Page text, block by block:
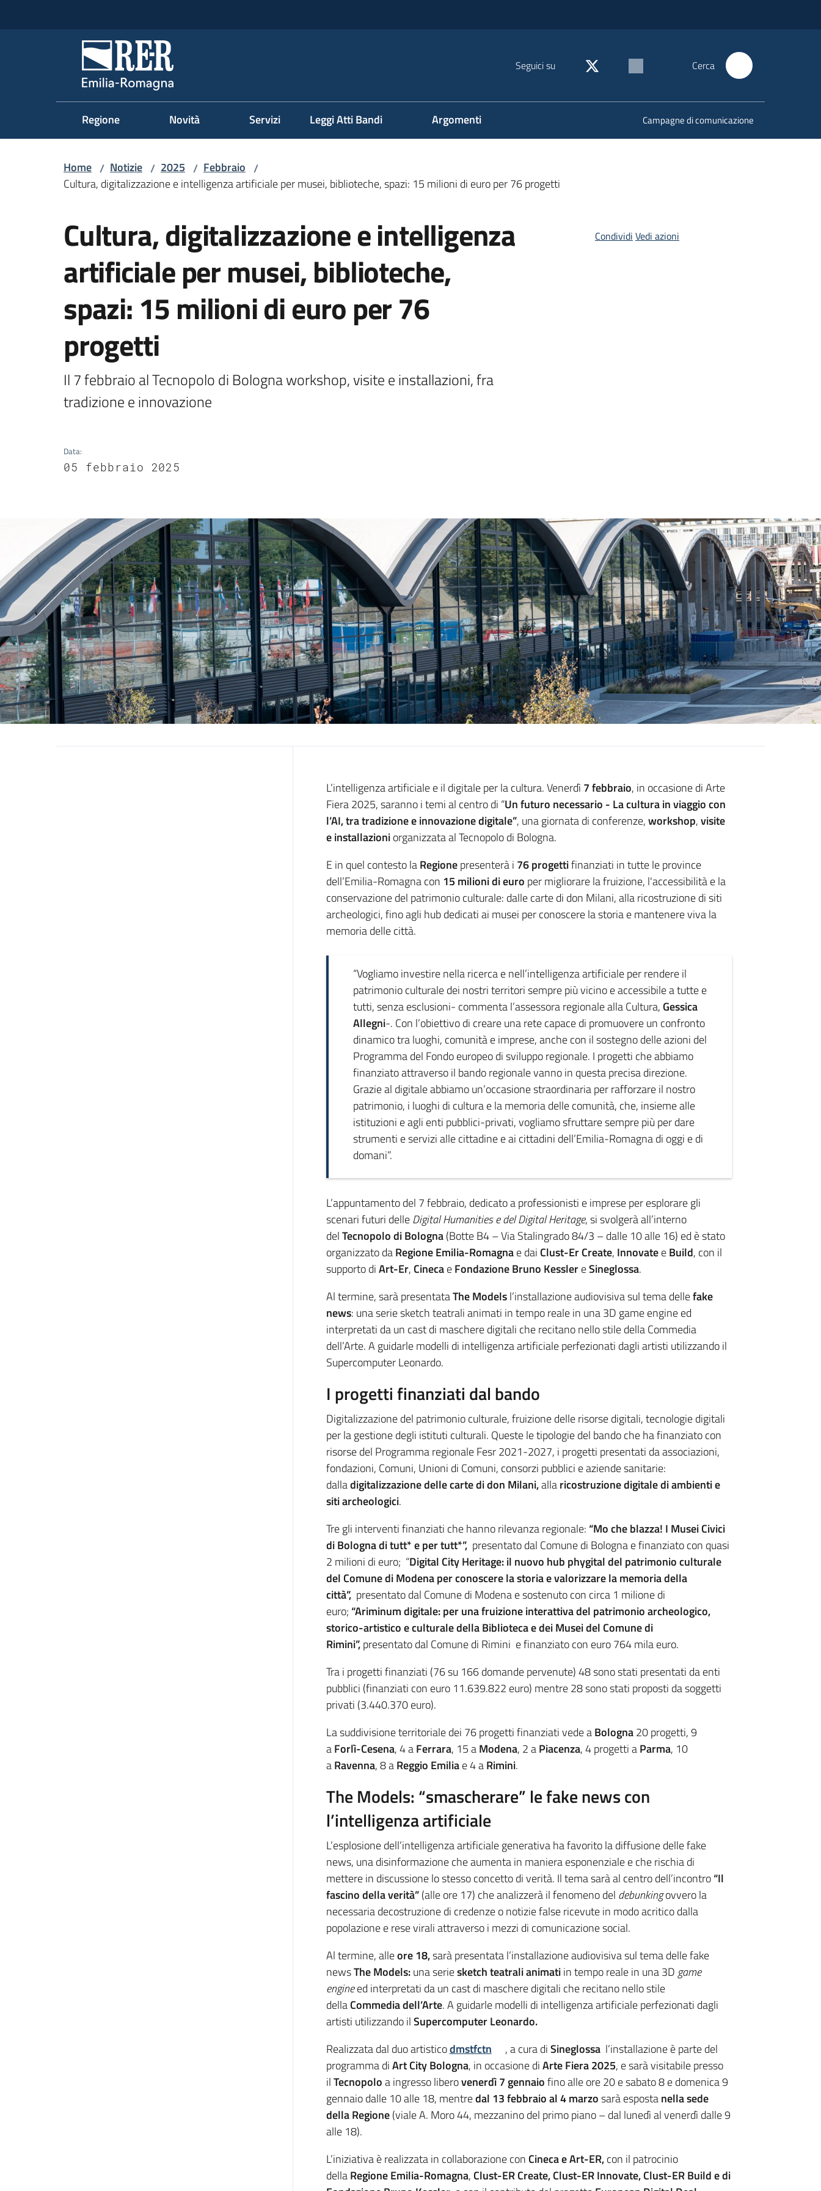
Regione Emilia-Romagna Seguici su Cerca
Regione Novità Servizi Leggi Atti Bandi Argomenti Campagne di comunicazione
Home / Notizie / 2025 / Febbraio /
Cultura, digitalizzazione e intelligenza artificiale per musei, biblioteche, spazi: 15 milioni di euro per 76 progetti
Cultura, digitalizzazione e intelligenza
artificiale per musei, biblioteche,
spazi: 15 milioni di euro per 76
progetti
Il 7 febbraio al Tecnopolo di Bologna workshop, visite e installazioni, fra
tradizione e innovazione
Data:
05 febbraio 2025
Condividi Vedi azioni
Introduzione
L’intelligenza artificiale e il digitale per la cultura. Venerdì 7 febbraio, in occasione di Arte
Fiera 2025, saranno i temi al centro di “Un futuro necessario - La cultura in viaggio con
l’AI, tra tradizione e innovazione digitale”, una giornata di conferenze,workshop,visite
e installazioniorganizzata al Tecnopolo di Bologna.
E in quel contesto laRegionepresenterà i 76 progettifinanziati in tutte le province
dell’Emilia-Romagna con 15 milioni di euro per migliorare la fruizione, l'accessibilità e la
conservazione del patrimonio culturale: dalle carte di don Milani, alla ricostruzione di siti
archeologici, fino agli hub dedicati ai musei per conoscere la storia e mantenere viva la
memoria delle città.
“Vogliamo investire nella ricerca e nell’intelligenza artificiale per rendere il
patrimonio culturale dei nostri territori sempre più vicino e accessibile a tutte e
tutti, senza esclusioni- commenta l’assessora regionale alla Cultura, Gessica
Allegni-. Con l’obiettivo di creare una rete capace di promuovere un confronto
dinamico tra luoghi, comunità e imprese, anche con il sostegno delle azioni del
Programma del Fondo europeo di sviluppo regionale. I progetti che abbiamo
finanziato attraverso il bando regionale vanno in questa precisa direzione.
Grazie al digitale abbiamo un’occasione straordinaria per rafforzare il nostro
patrimonio, i luoghi di cultura e la memoria delle comunità, che, insieme alle
istituzioni e agli enti pubblici-privati, vogliamo sfruttare sempre più per dare
strumenti e servizi alle cittadine e ai cittadini dell’Emilia-Romagna di oggi e di
domani”.
L’appuntamento del 7 febbraio, dedicato a professionisti e imprese per esplorare gli
scenari futuri delleDigital Humanities e del Digital Heritage, si svolgerà all’interno
delTecnopolo di Bologna(Botte B4 – Via Stalingrado 84/3 – dalle 10 alle 16) ed è stato
organizzato daRegione Emilia-Romagnae dai Clust-Er Create, InnovateeBuild, con il
supporto diArt-Er, CinecaeFondazione Bruno KesslereSineglossa.
Al termine, sarà presentataThe Modelsl’installazione audiovisiva sul tema dellefake
news: una serie sketch teatrali animati in tempo reale in una 3D game engine ed
interpretati da un cast di maschere digitali che recitano nello stile della Commedia
dell’Arte. A guidarle modelli di intelligenza artificiale perfezionati dagli artisti utilizzando il
Supercomputer Leonardo.
I progetti finanziati dal bando
Digitalizzazione del patrimonio culturale, fruizione delle risorse digitali, tecnologie digitali
per la gestione degli istituti culturali. Queste le tipologie del bando che ha finanziato con
risorse del Programma regionale Fesr 2021-2027, i progetti presentati da associazioni,
fondazioni, Comuni, Unioni di Comuni, consorzi pubblici e aziende sanitarie:
dalladigitalizzazione delle carte di don Milani,allaricostruzione digitale di ambienti e
siti archeologici.
Tre gli interventi finanziati che hanno rilevanza regionale: “Mo che blazza! I Musei Civici
di Bologna di tutt* e per tutt*”, presentato dal Comune di Bologna e finanziato con quasi
2 milioni di euro; “Digital City Heritage: il nuovo hub phygital del patrimonio culturale
del Comune di Modena per conoscere la storia e valorizzare la memoria della
città”, presentato dal Comune di Modena e sostenuto con circa 1 milione di
euro; “Ariminum digitale: per una fruizione interattiva del patrimonio archeologico,
storico-artistico e culturale della Biblioteca e dei Musei del Comune di
Rimini”,presentato dal Comune di Rimini e finanziato con euro 764 mila euro.
Tra i progetti finanziati (76 su 166 domande pervenute) 48 sono stati presentati da enti
pubblici (finanziati con euro 11.639.822 euro) mentre 28 sono stati proposti da soggetti
privati (3.440.370 euro).
La suddivisione territoriale dei 76 progetti finanziati vede aBologna20 progetti, 9
aForlì-Cesena, 4 aFerrara, 15 aModena, 2 aPiacenza, 4 progetti aParma, 10
aRavenna, 8 aReggio Emiliae 4 aRimini.
The Models: “smascherare” le fake news con
l’intelligenza artificiale
L’esplosione dell’intelligenza artificiale generativa ha favorito la diffusione delle fake
news, una disinformazione che aumenta in maniera esponenziale e che rischia di
mettere in discussione lo stesso concetto di verità. Il tema sarà al centro dell’incontro“Il
fascino della verità”(alle ore 17) che analizzerà il fenomeno del debunkingovvero la
necessaria decostruzione di credenze o notizie false ricevute in modo acritico dalla
popolazione e rese virali attraverso i mezzi di comunicazione social.
Al termine, alleore 18,sarà presentata l’installazione audiovisiva sul tema delle fake
newsThe Models:una seriesketch teatrali animatiin tempo reale in una 3Dgame
engineed interpretati da un cast di maschere digitali che recitano nello stile
dellaCommedia dell’Arte. A guidarle modelli di intelligenza artificiale perfezionati dagli
artisti utilizzando ilSupercomputer Leonardo.
Realizzata dal duo artisticodmstfctn , a cura diSineglossal’installazione è parte del
programma diArt City Bologna, in occasione diArte Fiera2025, e sarà visitabile presso
ilTecnopoloa ingresso liberovenerdì 7 gennaiofino alle ore 20 e sabato 8 e domenica 9
gennaio dalle 10 alle 18, mentredal 13 febbraio al 4 marzosarà espostanella sede
della Regione(viale A. Moro 44, mezzanino del primo piano – dal lunedì al venerdì dalle 9
alle 18).
L’iniziativa è realizzata in collaborazione con Cineca e Art-ER,con il patrocinio
dellaRegione Emilia-Romagna, Clust-ER Create, Clust-ER Innovate, Clust-ER Build e di